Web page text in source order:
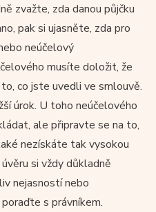
zvažte, zda danou půjčku
pak si ujasněte, zda pro
neúčelový
musíte doložit, že
co jste uvedli ve smlouvě.
úrok. U toho neúčelového
ale připravte se na to,
nezískáte tak vysokou
si vždy důkladně
nejasností nebo
s právníkem.